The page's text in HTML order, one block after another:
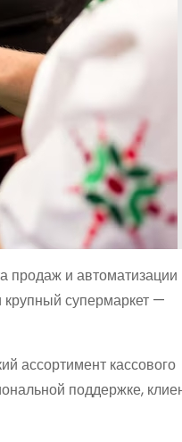
продаж и автоматизации
супермаркет —
ассортимент кассового
поддержке,